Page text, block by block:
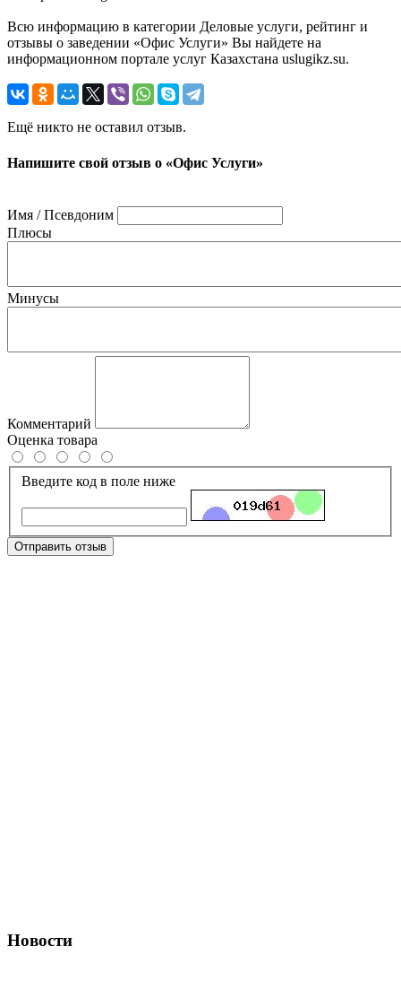
Всю информацию в категории Деловые услуги, рейтинг и
отзывы о заведении «Офис Услуги» Вы найдете на
информационном портале услуг Казахстана uslugikz.su.
Ещё никто не оставил отзыв.
Напишите свой отзыв о «Офис Услуги»
Имя / Псевдоним
Плюсы
Минусы
Комментарий
Оценка товара
Введите код в поле ниже
Отправить отзыв
Новости